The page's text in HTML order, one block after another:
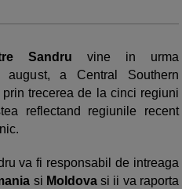
Sandru vine in urma
august, a Central Southern
trecerea de la cinci regiuni
reflectand regiunile recent
va fi responsabil de intreaga
si Moldovasi ii va raporta